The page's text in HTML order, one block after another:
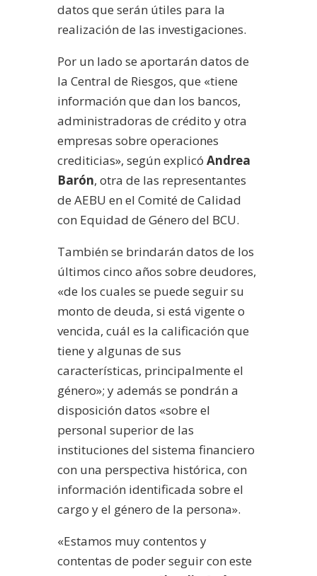
datos que serán útiles para la
realización de las investigaciones.
Por un lado se aportarán datos de
la Central de Riesgos, que «tiene
información que dan los bancos,
administradoras de crédito y otra
empresas sobre operaciones
crediticias», según explicó Andrea
Barón, otra de las representantes
de AEBU en el Comité de Calidad
con Equidad de Género del BCU.
También se brindarán datos de los
últimos cinco años sobre deudores,
«de los cuales se puede seguir su
monto de deuda, si está vigente o
vencida, cuál es la calificación que
tiene y algunas de sus
características, principalmente el
género»; y además se pondrán a
disposición datos «sobre el
personal superior de las
instituciones del sistema financiero
con una perspectiva histórica, con
información identificada sobre el
cargo y el género de la persona».
«Estamos muy contentos y
contentas de poder seguir con este